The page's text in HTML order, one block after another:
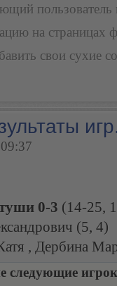
пользователь
на страницах
свои сухие
0-3 (14-25,
(5, 4)
, Дербина
следующие